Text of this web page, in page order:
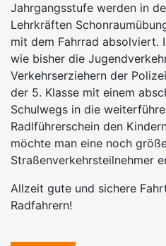
Jahrgangsstufe werden in
Lehrkräften
mit dem Fahrrad absolviert.
wie bisher die
Verkehrserziehern der
der 5. Klasse mit einem
Schulwegs in die
Radlführerschein den
möchte man eine noch
Straßenverkehrsteilnehmer
Allzeit gute und sichere
Radfahrern!